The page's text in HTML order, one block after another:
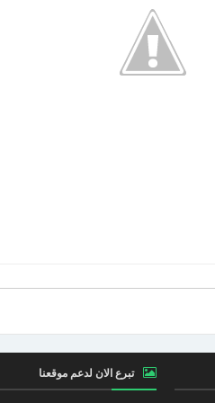
تبرع الان لدعم موقعنا